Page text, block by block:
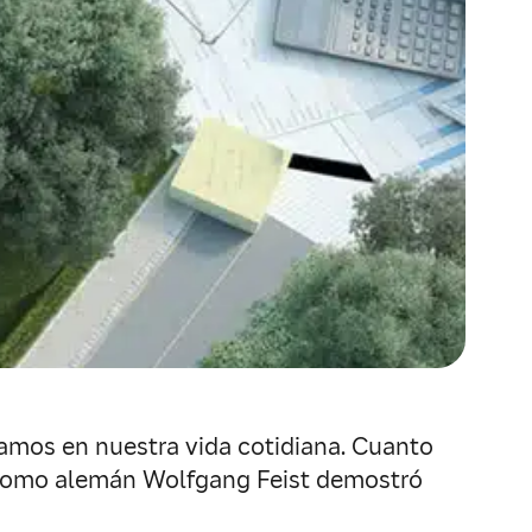
en nuestra vida cotidiana. Cuanto
alemán Wolfgang Feist demostró